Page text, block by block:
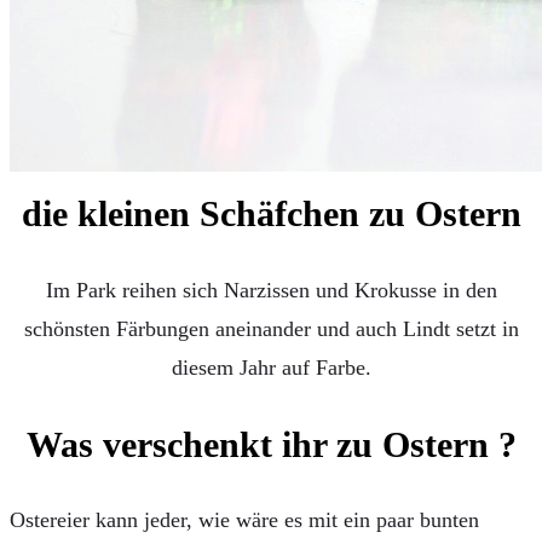
die kleinen Schäfchen zu Ostern
Im Park reihen sich Narzissen und Krokusse in den
schönsten Färbungen aneinander und auch Lindt setzt in
diesem Jahr auf Farbe.
Was verschenkt ihr zu Ostern ?
Ostereier kann jeder, wie wäre es mit ein paar bunten